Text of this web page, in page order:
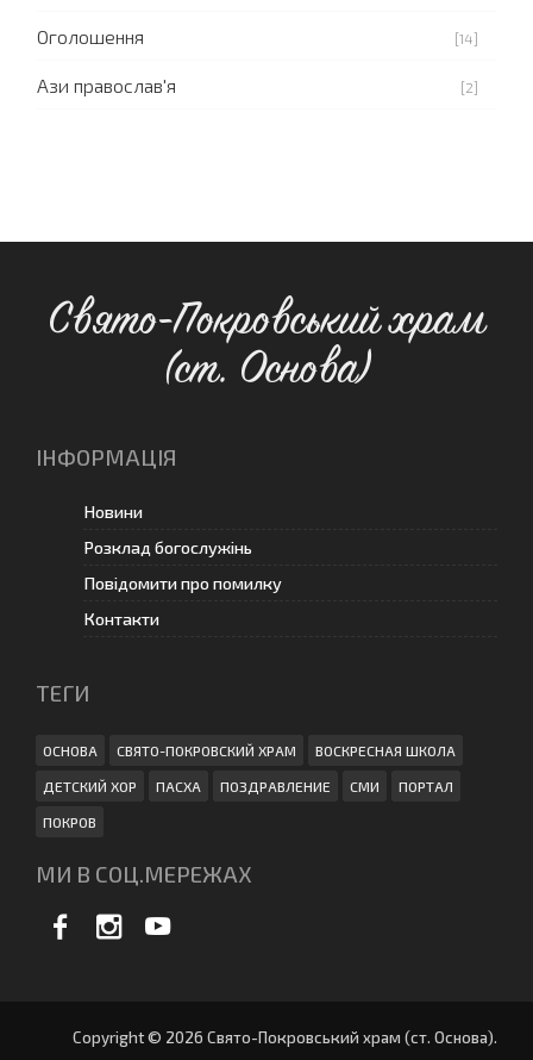
Оголошення [14]
Ази православ'я [2]
Свято-Покровський храм
(ст. Основа)
ІНФОРМАЦІЯ
Новини
Розклад богослужінь
Повідомити про помилку
Контакти
ТЕГИ
ОСНОВА СВЯТО-ПОКРОВСКИЙ ХРАМ ВОСКРЕСНАЯ ШКОЛА
ДЕТСКИЙ ХОР ПАСХА ПОЗДРАВЛЕНИЕ СМИ ПОРТАЛ
ПОКРОВ
МИ В СОЦ.МЕРЕЖАХ
Copyright © 2026 Свято-Покровський храм (ст. Основа).